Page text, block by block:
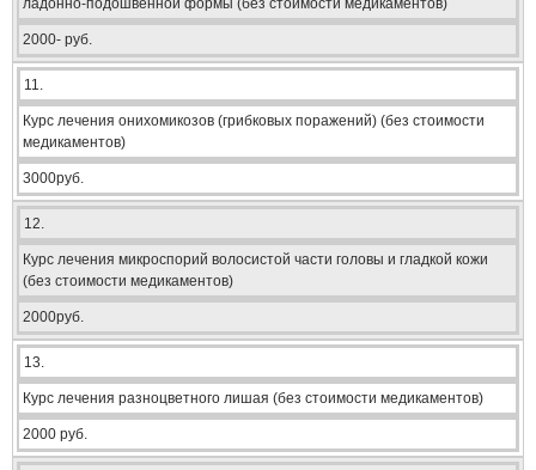
ладонно-подошвенной формы (без стоимости медикаментов)
2000- руб.
11.
Курс лечения онихомикозов (грибковых поражений) (без стоимости
медикаментов)
3000руб.
12.
Курс лечения микроспорий волосистой части головы и гладкой кожи
(без стоимости медикаментов)
2000руб.
13.
Курс лечения разноцветного лишая (без стоимости медикаментов)
2000 руб.